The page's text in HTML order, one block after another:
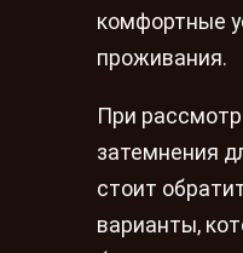
комфортные
проживания.
При
затемнения
стоит
варианты,